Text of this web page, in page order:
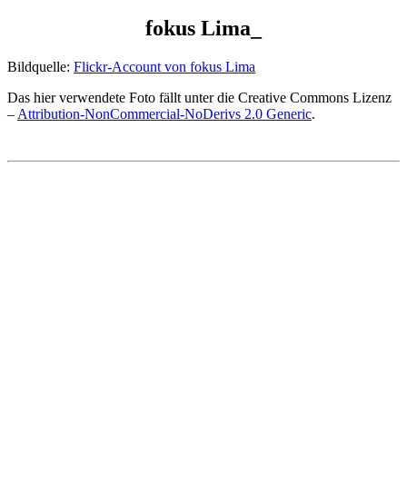
fokus Lima_
Bildquelle: Flickr-Account von fokus Lima
Das hier verwendete Foto fällt unter die Creative Commons Lizenz
– Attribution-NonCommercial-NoDerivs 2.0 Generic.